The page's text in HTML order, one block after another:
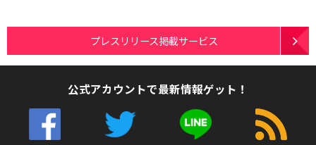
プレスリリース掲載サービス
公式アカウントで最新情報ゲット！